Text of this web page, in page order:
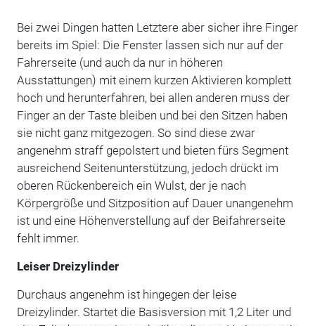
Bei zwei Dingen hatten Letztere aber sicher ihre Finger
bereits im Spiel: Die Fenster lassen sich nur auf der
Fahrerseite (und auch da nur in höheren
Ausstattungen) mit einem kurzen Aktivieren komplett
hoch und herunterfahren, bei allen anderen muss der
Finger an der Taste bleiben und bei den Sitzen haben
sie nicht ganz mitgezogen. So sind diese zwar
angenehm straff gepolstert und bieten fürs Segment
ausreichend Seitenunterstützung, jedoch drückt im
oberen Rückenbereich ein Wulst, der je nach
Körpergröße und Sitzposition auf Dauer unangenehm
ist und eine Höhenverstellung auf der Beifahrerseite
fehlt immer.
Leiser Dreizylinder
Durchaus angenehm ist hingegen der leise
Dreizylinder. Startet die Basisversion mit 1,2 Liter und